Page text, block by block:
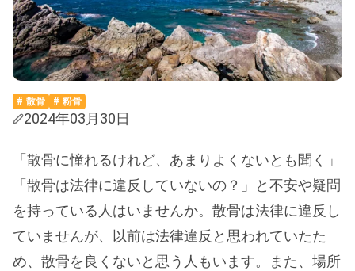
散骨 粉骨
2024年03月30日
「散骨に憧れるけれど、あまりよくないとも聞く」
「散骨は法律に違反していないの？」と不安や疑問
を持っている人はいませんか。散骨は法律に違反し
ていませんが、以前は法律違反と思われていたた
め、散骨を良くないと思う人もいます。また、場所